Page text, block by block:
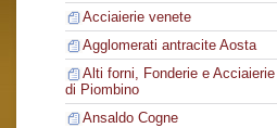
Acciaierie venete
Agglomerati antracite Aosta
Alti forni, Fonderie e Acciaierie
di Piombino
Ansaldo Cogne